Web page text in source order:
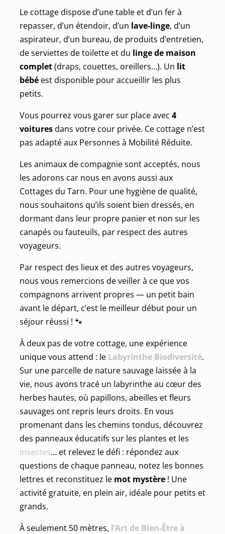
Le cottage dispose d’une table et d’un fer à
repasser, d’un étendoir, d’un lave-linge, d’un
aspirateur, d’un bureau, de produits d’entretien,
de serviettes de toilette et du linge de maison
complet(draps, couettes, oreillers…). Un lit
bébéest disponible pour accueillir les plus
petits.
Vous pourrez vous garer sur place avec 4
voituresdans votre cour privée. Ce cottage n’est
pas adapté aux Personnes à Mobilité Réduite.
Les animaux de compagnie sont acceptés, nous
les adorons car nous en avons aussi aux
Cottages du Tarn. Pour une hygiène de qualité,
nous souhaitons qu’ils soient bien dressés, en
dormant dans leur propre panier et non sur les
canapés ou fauteuils, par respect des autres
voyageurs.
Par respect des lieux et des autres voyageurs,
nous vous remercions de veiller à ce que vos
compagnons arrivent propres — un petit bain
avant le départ, c’est le meilleur début pour un
séjour réussi ! 🐾
À deux pas de votre cottage, une expérience
unique vous attend : le Labyrinthe Biodiversité.
Sur une parcelle de nature sauvage laissée à la
vie, nous avons tracé un labyrinthe au cœur des
herbes hautes, où papillons, abeilles et fleurs
sauvages ont repris leurs droits. En vous
promenant dans les chemins tondus, découvrez
des panneaux éducatifs sur les plantes et les
insectes… et relevez le défi : répondez aux
questions de chaque panneau, notez les bonnes
lettres et reconstituez le mot mystère! Une
activité gratuite, en plein air, idéale pour petits et
grands.
À seulement 50 mètres, l’Art de Bien-Être à